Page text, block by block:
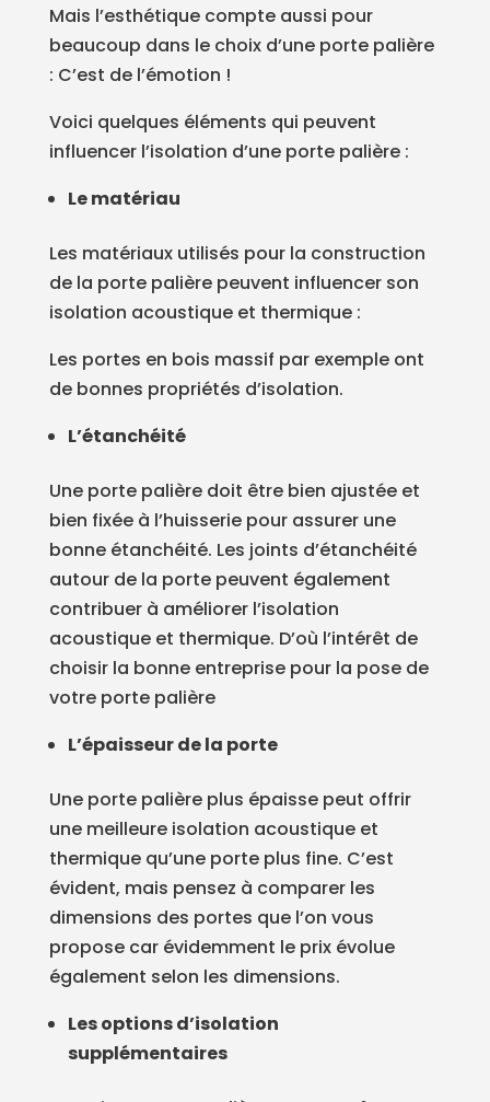
Mais l’esthétique compte aussi pour
beaucoup dans le choix d’une porte palière
: C’est de l’émotion !
Voici quelques éléments qui peuvent
influencer l’isolation d’une porte palière :
Le matériau
Les matériaux utilisés pour la construction
de la porte palière peuvent influencer son
isolation acoustique et thermique :
Les portes en bois massif par exemple ont
de bonnes propriétés d’isolation.
L’étanchéité
Une porte palière doit être bien ajustée et
bien fixée à l’huisserie pour assurer une
bonne étanchéité. Les joints d’étanchéité
autour de la porte peuvent également
contribuer à améliorer l’isolation
acoustique et thermique. D’où l’intérêt de
choisir la bonne entreprise pour la pose de
votre porte palière
L’épaisseur de la porte
Une porte palière plus épaisse peut offrir
une meilleure isolation acoustique et
thermique qu’une porte plus fine. C’est
évident, mais pensez à comparer les
dimensions des portes que l’on vous
propose car évidemment le prix évolue
également selon les dimensions.
Les options d’isolation
supplémentaires